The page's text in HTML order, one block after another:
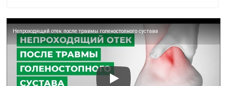
Непроходящий отек после травмы голеностопного сустава